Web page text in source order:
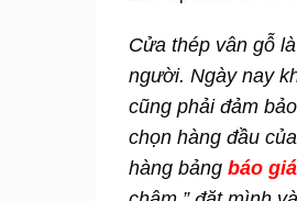
Cửa thép vân gỗ
người. Ngày nay
cũng phải đảm
chọn hàng đầu
hàng bảng báo